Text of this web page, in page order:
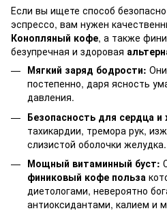
Если вы ищете способ
эспрессо, вам нужен
Конопляный кофе, а также
безупречная и здоровая
Мягкий заряд бодрости:
постепенно, даря ясность
давления.
Безопасность для сердца и
тахикардии, тремора рук,
слизистой оболочки желудка.
Мощный витаминный буст:
финиковый кофе польза
диетологами, невероятно
антиоксидантами, калием и